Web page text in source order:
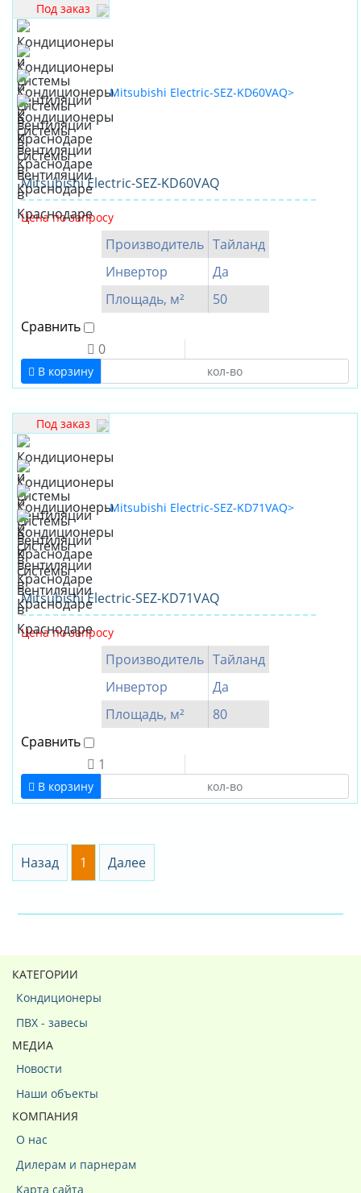
Под заказ
Mitsubishi Electric-SEZ-KD60VAQ
Цена по запросу
Производитель Тайланд
Инвертор
Да
Площадь, м²
50
Сравнить
0
В корзину
Под заказ
Mitsubishi Electric-SEZ-KD71VAQ
Цена по запросу
Производитель Тайланд
Инвертор
Да
Площадь, м²
80
Сравнить
1
В корзину
Назад 1 Далее
КАТЕГОРИИ
Кондиционеры
ПВХ - завесы
МЕДИА
Новости
Наши объекты
КОМПАНИЯ
О нас
Дилерам и парнерам
Карта сайта